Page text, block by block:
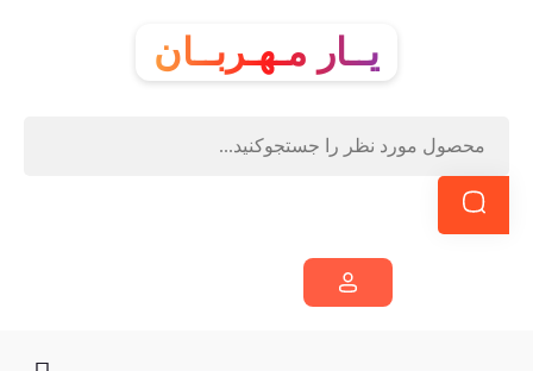
یــار مـهـربــان